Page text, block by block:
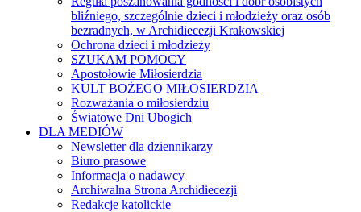
bliźniego, szczególnie dzieci i młodzieży oraz osób
bezradnych, w Archidiecezji Krakowskiej
Ochrona dzieci i młodzieży
SZUKAM POMOCY
Apostołowie Miłosierdzia
KULT BOŻEGO MIŁOSIERDZIA
Rozważania o miłosierdziu
Światowe Dni Ubogich
DLA MEDIÓW
Newsletter dla dziennikarzy
Biuro prasowe
Informacja o nadawcy
Archiwalna Strona Archidiecezji
Redakcje katolickie